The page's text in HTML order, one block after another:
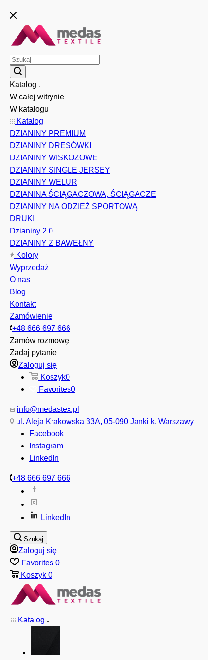
Katalog
W całej witrynie
W katalogu
Katalog
DZIANINY PREMIUM
DZIANINY DRESÓWKI
DZIANINY WISKOZOWE
DZIANINY SINGLE JERSEY
DZIANINY WELUR
DZIANINA ŚCIĄGACZOWA, ŚCIĄGACZE
DZIANINY NA ODZIEŻ SPORTOWĄ
DRUKI
Dzianiny 2.0
DZIANINY Z BAWEŁNY
Kolory
Wyprzedaż
O nas
Blog
Kontakt
Zamówienie
+48 666 697 666
Zamów rozmowę
Zadaj pytanie
Zaloguj się
Koszyk0
Favorites0
info@medastex.pl
ul. Aleja Krakowska 33A, 05-090 Janki k. Warszawy
Facebook
Instagram
LinkedIn
+48 666 697 666
LinkedIn
Szukaj
Zaloguj się
Favorites 0
Koszyk 0
Katalog